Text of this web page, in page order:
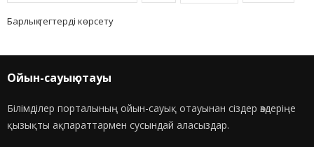
Барлық тегтерді көрсету
Ойын-сауық отауы
Білімділер порталының ойын-сауық отауынан сіздер өздеріңе
қызықты ақпараттармен сусындай аласыздар.